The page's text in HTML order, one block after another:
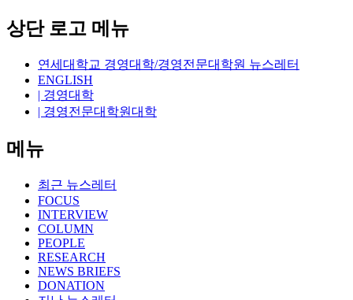
상단 로고 메뉴
연세대학교 경영대학/경영전문대학원 뉴스레터
ENGLISH
| 경영대학
| 경영전문대학원대학
메뉴
최근 뉴스레터
FOCUS
INTERVIEW
COLUMN
PEOPLE
RESEARCH
NEWS BRIEFS
DONATION